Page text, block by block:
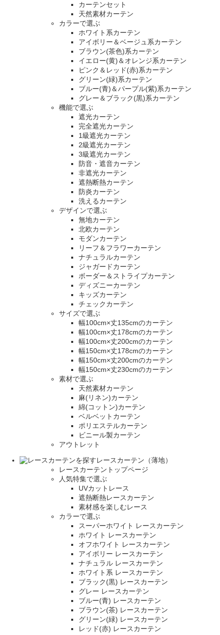
カーテンセット
天然素材カーテン
カラーで選ぶ
ホワイト系カーテン
アイボリー＆ベージュ系カーテン
ブラウン(茶色)系カーテン
イエロー(黄)＆オレンジ系カーテン
ピンク＆レッド(赤)系カーテン
グリーン(緑)系カーテン
ブルー(青)＆パープル(紫)系カーテン
グレー＆ブラック(黒)系カーテン
機能で選ぶ
遮光カーテン
完全遮光カーテン
1級遮光カーテン
2級遮光カーテン
3級遮光カーテン
防音・遮音カーテン
非遮光カーテン
遮熱断熱カーテン
防炎カーテン
洗えるカーテン
デザインで選ぶ
無地カーテン
北欧カーテン
モダンカーテン
リーフ＆フラワーカーテン
ナチュラルカーテン
ジャガードカーテン
ボーダー＆ストライプカーテン
ディズニーカーテン
キッズカーテン
チェックカーテン
サイズで選ぶ
幅100cm×丈135cmのカーテン
幅100cm×丈178cmのカーテン
幅100cm×丈200cmのカーテン
幅150cm×丈178cmのカーテン
幅150cm×丈200cmのカーテン
幅150cm×丈230cmのカーテン
素材で選ぶ
天然素材カーテン
麻(リネン)カーテン
綿(コットン)カーテン
ベルベットカーテン
ポリエステルカーテン
ビニール製カーテン
アウトレット
レースカーテン（薄地）
レースカーテントップページ
人気特集で選ぶ
UVカットレース
遮熱断熱レースカーテン
素材感を楽しむレース
カラーで選ぶ
スーパーホワイト レースカーテン
ホワイト レースカーテン
オフホワイト レースカーテン
アイボリー レースカーテン
ナチュラル レースカーテン
ホワイト系 レースカーテン
ブラック(黒) レースカーテン
グレー レースカーテン
ブルー(青) レースカーテン
ブラウン(茶) レースカーテン
グリーン(緑) レースカーテン
レッド(赤) レースカーテン